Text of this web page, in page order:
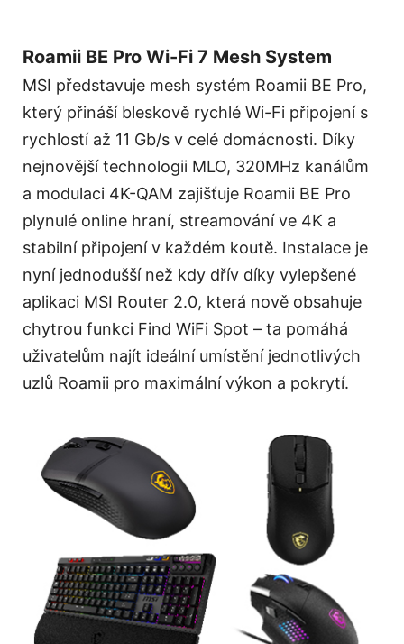
Roamii BE Pro Wi-Fi 7 Mesh System
MSI představuje mesh systém Roamii BE Pro,
který přináší bleskově rychlé Wi-Fi připojení s
rychlostí až 11 Gb/s v celé domácnosti. Díky
nejnovější technologii MLO, 320MHz kanálům
a modulaci 4K-QAM zajišťuje Roamii BE Pro
plynulé online hraní, streamování ve 4K a
stabilní připojení v každém koutě. Instalace je
nyní jednodušší než kdy dřív díky vylepšené
aplikaci MSI Router 2.0, která nově obsahuje
chytrou funkci Find WiFi Spot – ta pomáhá
uživatelům najít ideální umístění jednotlivých
uzlů Roamii pro maximální výkon a pokrytí.